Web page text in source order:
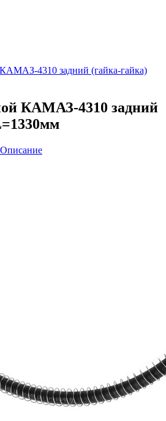
4310 задний (гайка-гайка)
КАМАЗ-4310 задний
Описание